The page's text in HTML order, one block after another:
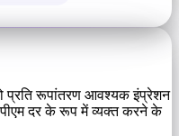
प्रति रूपांतरण आवश्यक इंप्रेशन
दर के रूप में व्यक्त करने के